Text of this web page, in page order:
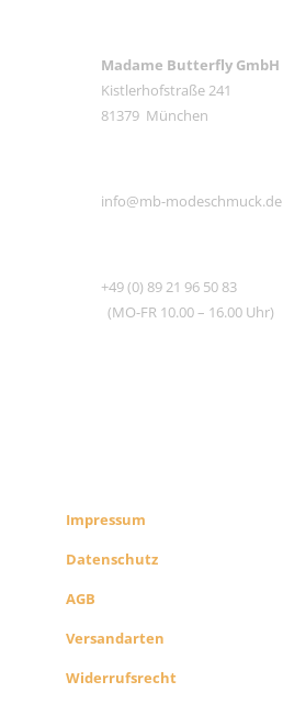
Madame Butterfly GmbH
Kistlerhofstraße 241
81379 München
info@mb-modeschmuck.de
+49 (0) 89 21 96 50 83
(MO-FR 10.00 – 16.00 Uhr)
Impressum
Datenschutz
AGB
Versandarten
Widerrufsrecht